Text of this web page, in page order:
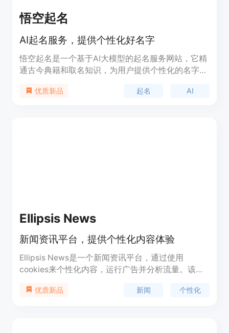
悟空起名
AI起名服务，提供个性化好名字
悟空起名是一个基于AI大模型的起名服务网站，它精
通古今典籍和取名知识，为用户提供个性化的名字建
格等参数，生成符合用户需求的名字。它的重要性在
优质新品 起名 AI
Ellipsis News
新闻资讯平台，提供个性化内容体验
Ellipsis News是一个新闻资讯平台，通过使用
cookies来个性化内容，运行广告并分析流量。该平
可以通过使用促销代码'ELLIPSISOCT'享受一个月的
优质新品 新闻 个性化